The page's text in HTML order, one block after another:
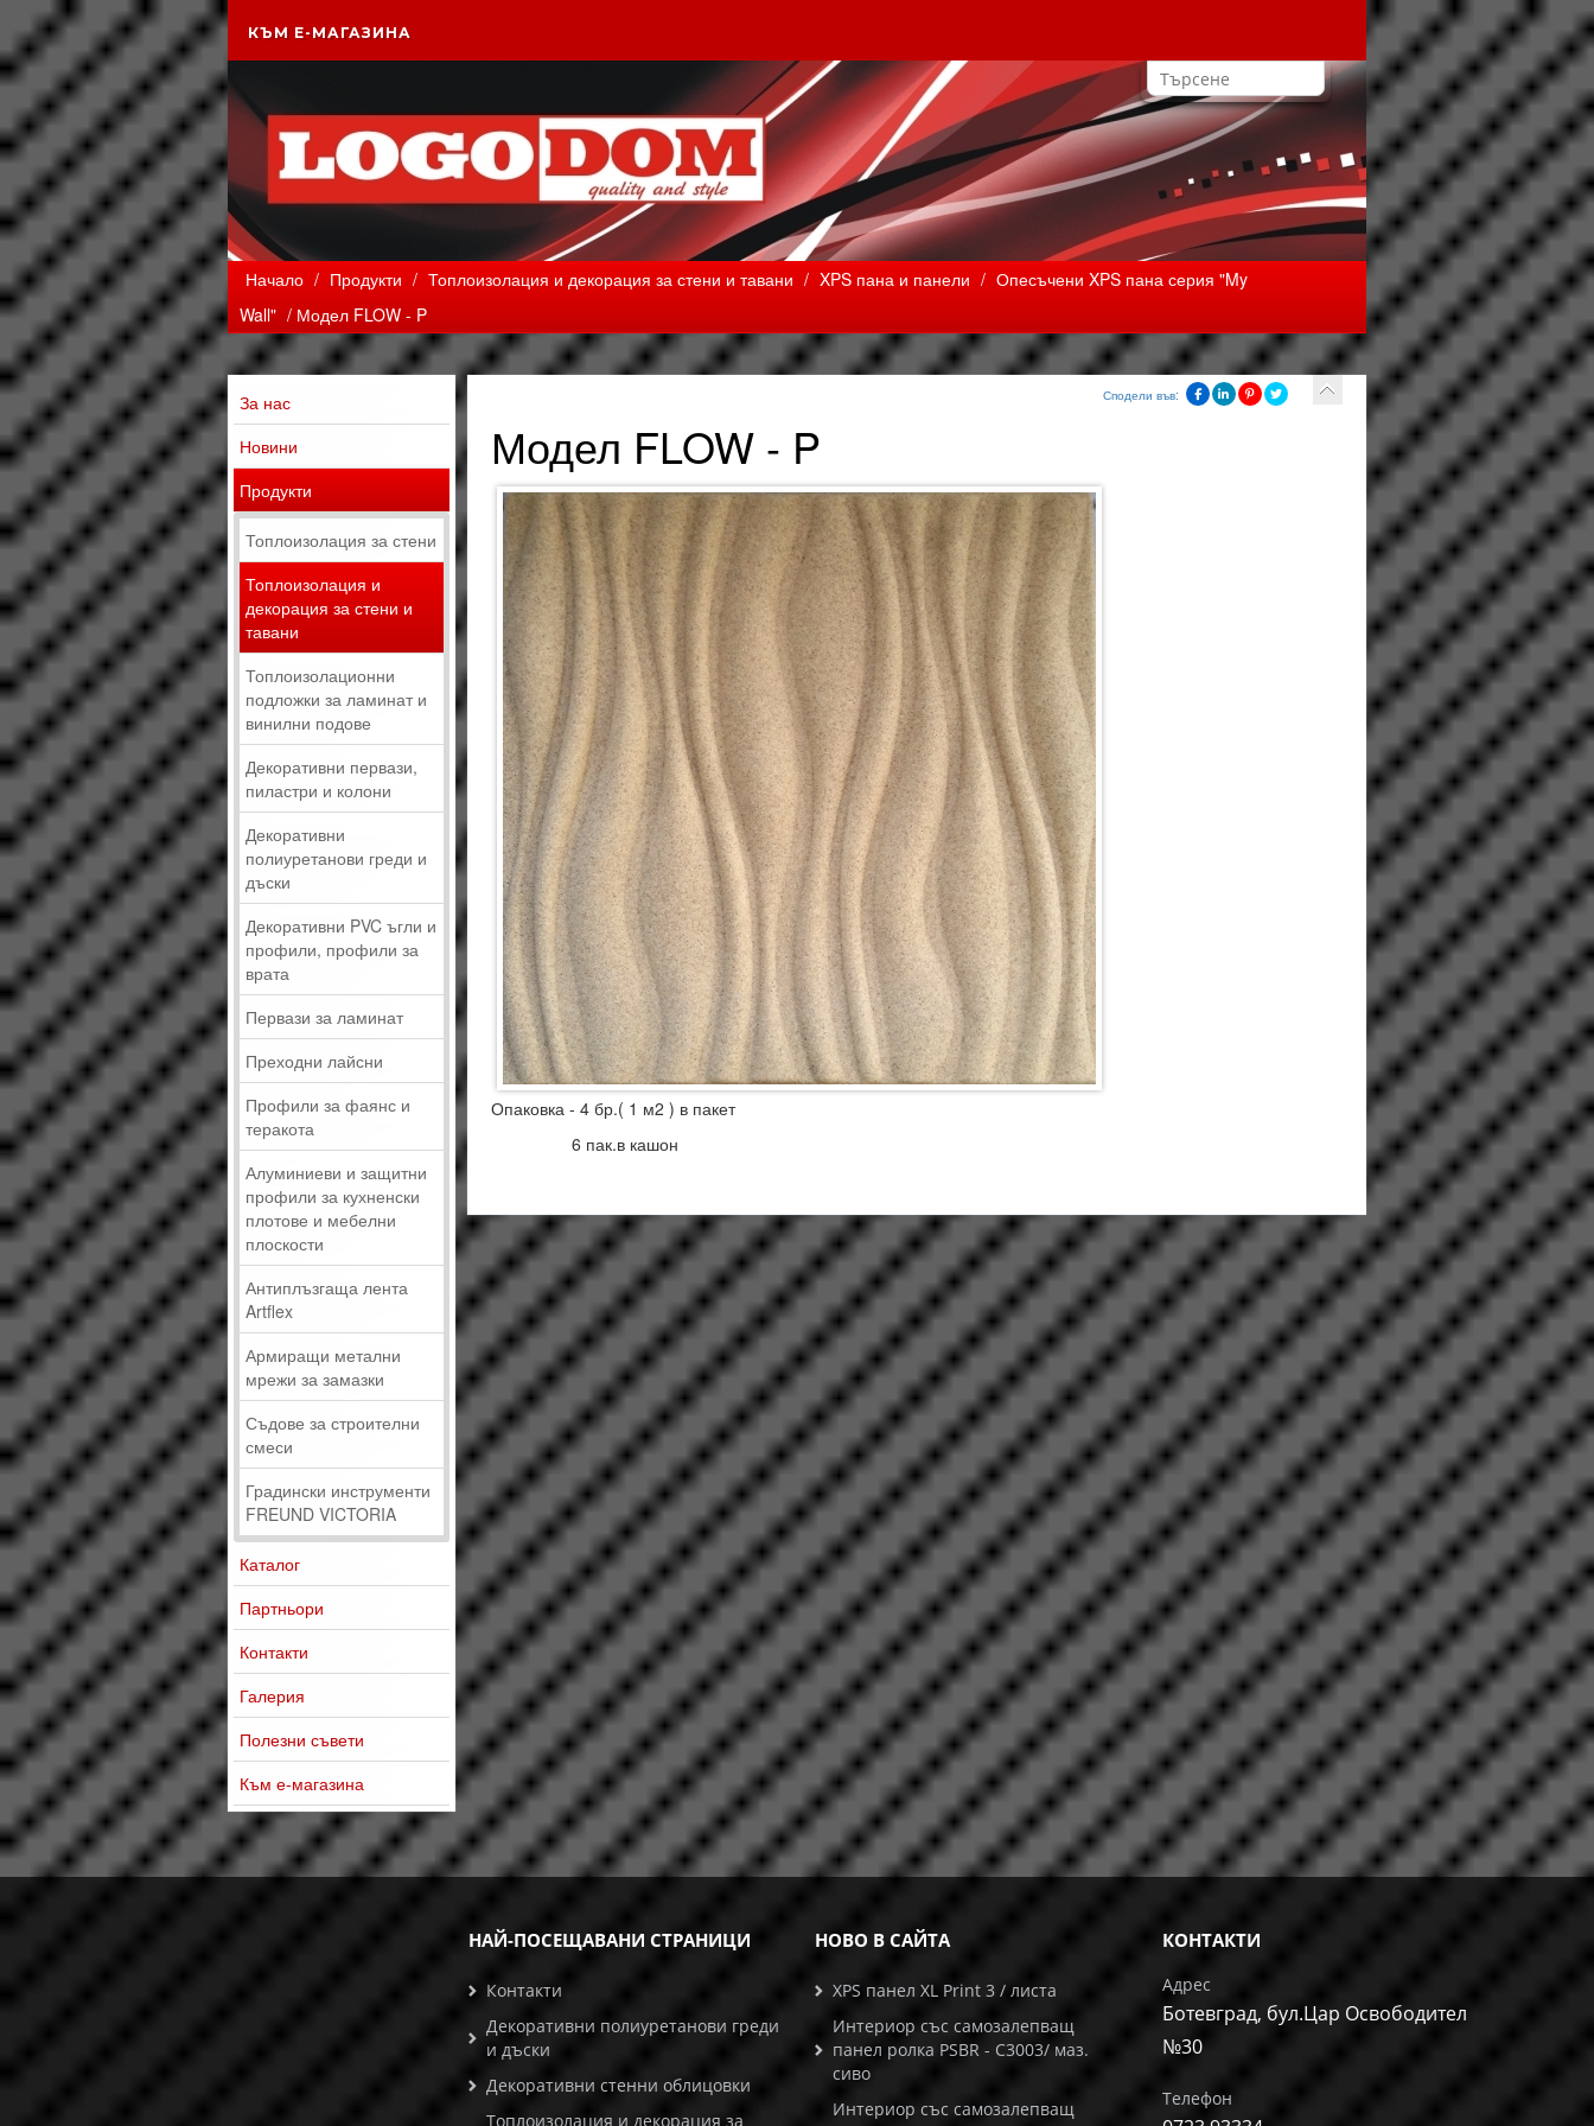
КЪМ Е-МАГАЗИНА
Начало / Продукти / Топлоизолация и декорация за стени и тавани / XPS пана и панели / Опесъчени XPS пана серия "My
Wall" / Модел FLOW - P
За нас
Новини
Продукти
Топлоизолация за стени
Топлоизолация и
декорация за стени и
тавани
Топлоизолационни
подложки за ламинат и
винилни подове
Декоративни первази,
пиластри и колони
Декоративни
полиуретанови греди и
дъски
Декоративни PVC ъгли и
профили, профили за
врата
Первази за ламинат
Преходни лайсни
Профили за фаянс и
теракота
Алуминиеви и защитни
профили за кухненски
плотове и мебелни
плоскости
Антиплъзгаща лента
Artflex
Армиращи метални
мрежи за замазки
Съдове за строителни
смеси
Градински инструменти
FREUND VICTORIA
Каталог
Партньори
Контакти
Галерия
Полезни съвети
Към е-магазина
Сподели във:
Модел FLOW - P
Опаковка - 4 бр.( 1 м2 ) в пакет
6 пак.в кашон
НАЙ-ПОСЕЩАВАНИ СТРАНИЦИ
Контакти
Декоративни полиуретанови греди
и дъски
Декоративни стенни облицовки
Топлоизолация и декорация за
НОВО В САЙТА
XPS панел XL Print 3 / листа
Интериор със самозалепващ
панел ролка PSBR - C3003/ маз.
сиво
Интериор със самозалепващ
КОНТАКТИ
Адрес
Ботевград, бул.Цар Освободител
№30
Телефон